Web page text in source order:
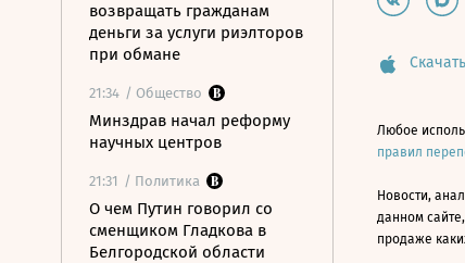
возвращать гражданам
деньги за услуги риэлторов
при обмане
21:34 / Общество
Минздрав начал реформу
научных центров
21:31 / Политика
О чем Путин говорил со
сменщиком Гладкова в
Белгородской области
Любое
правил
Новости,
данном
продаже